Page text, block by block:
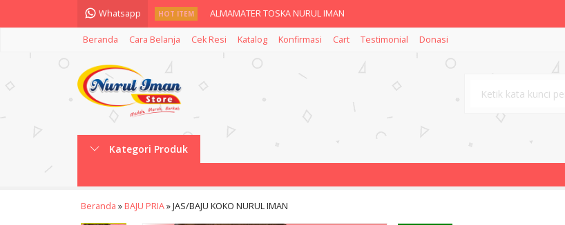
Whatsapp HOT ITEM ALMAMATER TOSKA NURUL IMAN
MADU MURNI NURUL IMAN KEMASAN 170 GR
JAS ALMAMATER NURUL IMAN
Bingkai Foto Habib Saggaf dan Umi Waheeda
Parfume Nurul Iman Roll On Murni Non Alcohol TERBA
SKINCARE BPOM] Shimmer And Shine Paket Normal Brig
Beranda Cara Belanja Cek Resi Katalog Konfirmasi Cart Testimonial Donasi
Kategori Produk
Beranda » BAJU PRIA»JAS/BAJU KOKO NURUL IMAN